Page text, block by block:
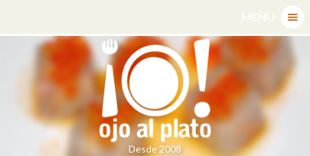
content
MENU
Desde 2008